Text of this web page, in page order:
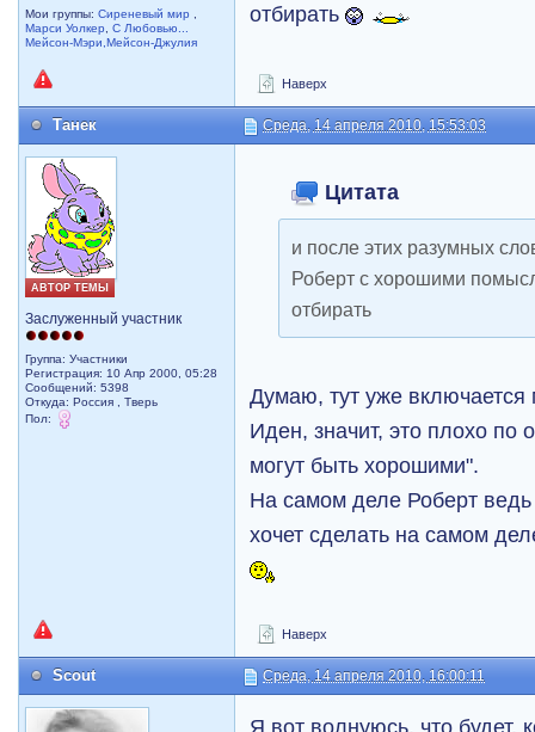
Мои группы:Сиреневый мир
Марси Уолкер
,С Любовью...
Мейсон-Мэри,Мейсон-Джулия
отбирать
Наверх
Танек Среда, 14 апреля 2010, 15:53:03
АВТОР ТЕМЫ
Заслуженный участник
Группа: Участники
Регистрация: 10 Апр 2000, 05:28
Сообщений: 5398
Откуда: Россия , Тверь
Пол:
Цитата
и после этих разумных
Роберт с хорошими
отбирать
Думаю, тут уже
Иден, значит, это плохо
могут быть хорошими".
На самом деле Роберт
хочет сделать на самом
Наверх
Scout Среда, 14 апреля 2010, 16:00:11
Я вот волнуюсь, что будет,